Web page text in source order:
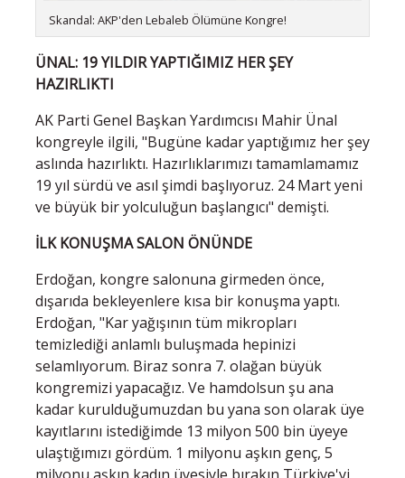
Skandal: AKP'den Lebaleb Ölümüne Kongre!
ÜNAL: 19 YILDIR YAPTIĞIMIZ HER ŞEY
HAZIRLIKTI
AK Parti Genel Başkan Yardımcısı Mahir Ünal
kongreyle ilgili, "Bugüne kadar yaptığımız her şey
aslında hazırlıktı. Hazırlıklarımızı tamamlamamız
19 yıl sürdü ve asıl şimdi başlıyoruz. 24 Mart yeni
ve büyük bir yolculuğun başlangıcı" demişti.
İLK KONUŞMA SALON ÖNÜNDE
Erdoğan, kongre salonuna girmeden önce,
dışarıda bekleyenlere kısa bir konuşma yaptı.
Erdoğan, "Kar yağışının tüm mikropları
temizlediği anlamlı buluşmada hepinizi
selamlıyorum. Biraz sonra 7. olağan büyük
kongremizi yapacağız. Ve hamdolsun şu ana
kadar kurulduğumuzdan bu yana son olarak üye
kayıtlarını istediğimde 13 milyon 500 bin üyeye
ulaştığımızı gördüm. 1 milyonu aşkın genç, 5